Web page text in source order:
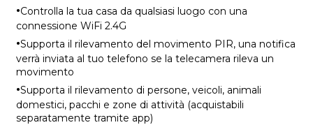
·Controlla la tua casa da qualsiasi luogo con una
connessione WiFi 2.4G
·Supporta il rilevamento del movimento PIR, una notifica
verrà inviata al tuo telefono se la telecamera rileva un
movimento
·Supporta il rilevamento di persone, veicoli, animali
domestici, pacchi e zone di attività (acquistabili
separatamente tramite app)